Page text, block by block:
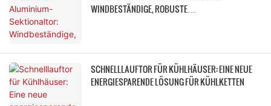
WINDBESTÄNDIGE, ROBUSTE
SCHNELLLAUFTOR FÜR KÜHLHÄUSER: EINE NEUE
ENERGIESPARENDE LÖSUNG FÜR KÜHLKETTEN